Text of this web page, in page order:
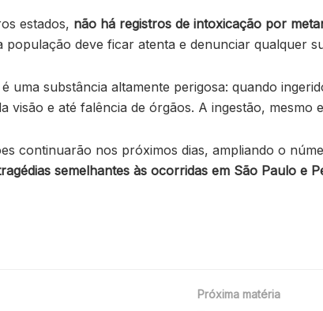
estados, não há registros de intoxicação por
deve ficar atenta e denunciar qualquer
uma substância altamente perigosa: quando
e até falência de órgãos. A ingestão, mesmo
continuarão nos próximos dias, ampliando o
semelhantes às ocorridas em São Paulo e
Próxima matéria